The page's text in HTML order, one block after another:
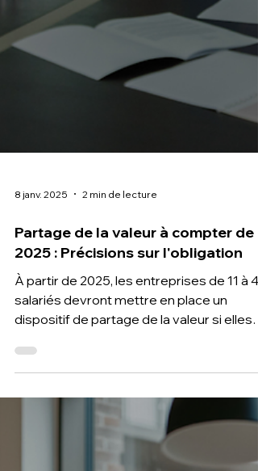
8 janv. 2025 2 min de lecture
Partage de la valeur à compter de
dispositif de partage de la valeur si elles
réalisent un bé